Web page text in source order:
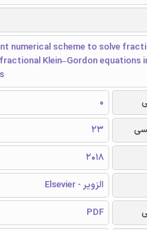
numerical scheme to solve
Klein–Gordon equations
0
23
2018
الزویر - Elsevier
PDF